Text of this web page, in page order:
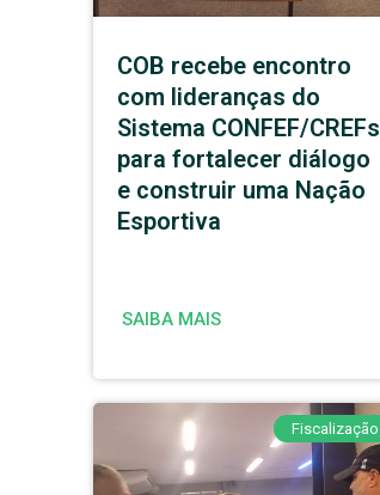
COB recebe encontro
com lideranças do
Sistema CONFEF/CREFs
para fortalecer diálogo
e construir uma Nação
Esportiva
SAIBA MAIS
Fiscalização